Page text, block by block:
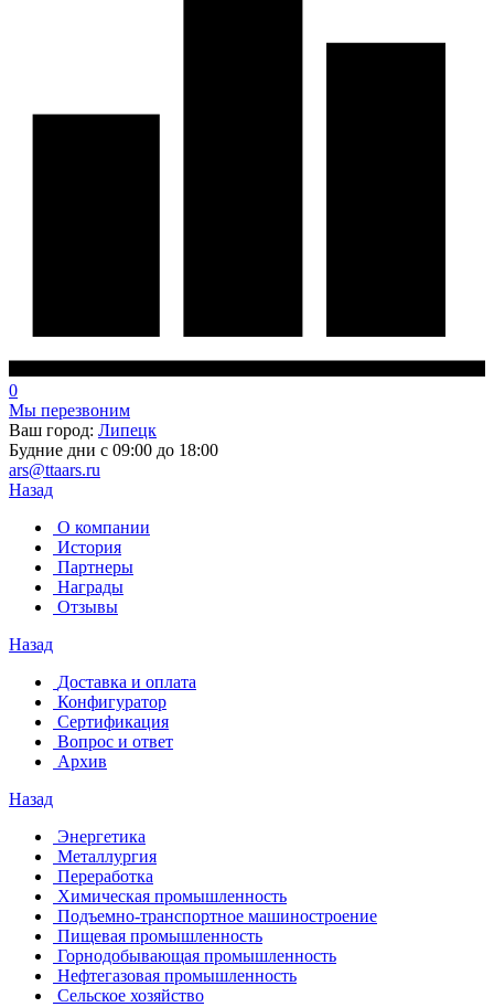
0
Мы перезвоним
Ваш город: Липецк
Будние дни с 09:00 до 18:00
ars@ttaars.ru
Назад
О компании
История
Партнеры
Награды
Отзывы
Назад
Доставка и оплата
Конфигуратор
Сертификация
Вопрос и ответ
Архив
Назад
Энергетика
Металлургия
Переработка
Химическая промышленность
Подъемно-транспортное машиностроение
Пищевая промышленность
Горнодобывающая промышленность
Нефтегазовая промышленность
Сельское хозяйство